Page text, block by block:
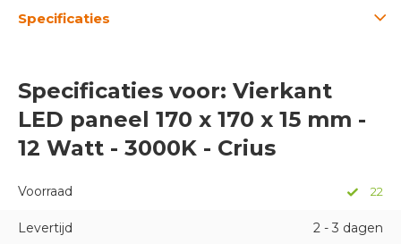
Specificaties
Specificaties voor: Vierkant
LED paneel 170 x 170 x 15 mm -
12 Watt - 3000K - Crius
Voorraad 22
Levertijd 2 - 3 dagen